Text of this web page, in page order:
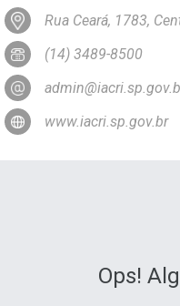
Rua Ceará, 1783,
(14) 3489-8500
www.iacri.sp.gov.br
Ops!